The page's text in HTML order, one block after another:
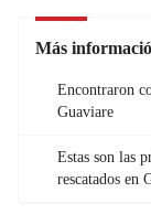
Más
Encontraron
Guaviare
Estas son las
rescatados en